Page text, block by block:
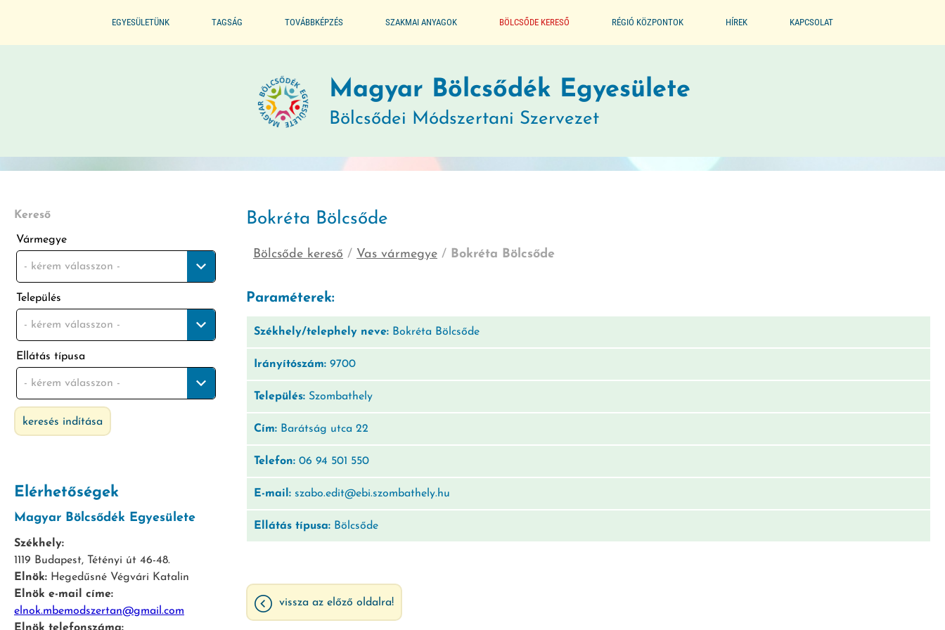
EGYESÜLETÜNK
ELNÖKI KIJELÖLÉS
ÜVEGZSEB
TAGSÁG
BELÉPÉS / KILÉPÉS
TOVÁBBKÉPZÉS SZAKMAI ANYAGOK
SEGÉDLET A BÖLCSŐDÉK
MÓDSZERTANI KIADVÁNYOK
BÖLCSŐDE KERESŐ RÉGIÓ KÖZPONTOK HÍREK KAPCSOLAT
Magyar Bölcsődék Egyesülete
Bölcsődei Módszertani Szervezet
Kereső
Vármegye
- kérem válasszon -
Település
- kérem válasszon -
Ellátás típusa
- kérem válasszon -
keresés indítása
Elérhetőségek
Magyar Bölcsődék Egyesülete
Székhely:
1119 Budapest, Tétényi út 46-48.
Elnök: Hegedűsné Végvári Katalin
Elnök e-mail címe:
elnok.mbemodszertan@gmail.com
Elnök telefonszáma:
Bokréta Bölcsőde
Bölcsőde kereső / Vas vármegye / Bokréta Bölcsőde
Paraméterek:
Székhely/telephely neve: Bokréta Bölcsőde
Irányítószám: 9700
Település: Szombathely
Cím: Barátság utca 22
Telefon: 06 94 501 550
E-mail: szabo.edit@ebi.szombathely.hu
Ellátás típusa: Bölcsőde
vissza az előző oldalra!